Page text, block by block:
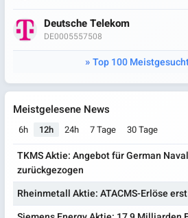
Deutsche Telekom
DE0005557508
Top 100
Meistgelesene News
6h 12h 24h 7 Tage 30 Tage
TKMS Aktie: Angebot für German
zurückgezogen
Rheinmetall Aktie: ATACMS-Erlöse